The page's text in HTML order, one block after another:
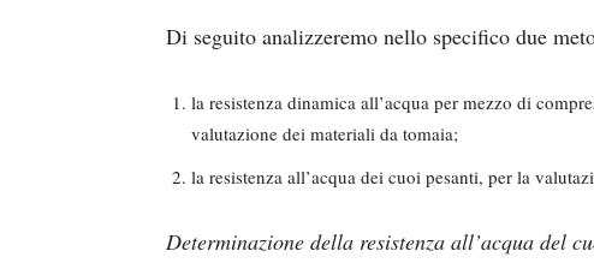
Di seguito analizzeremo nello specifico due
la resistenza dinamica all’acqua per mezzo di
valutazione dei materiali da tomaia;
la resistenza all’acqua dei cuoi pesanti, per la
Determinazione della resistenza all’acqua del